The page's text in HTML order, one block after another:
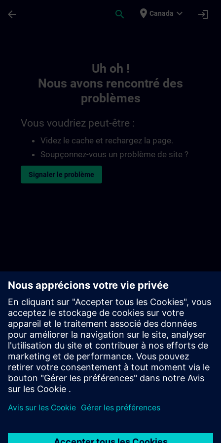
arrow_back search place Canada expand_more login
Uh oh !
Nous avons rencontré des
problèmes
Vous voudriez peut-être :
Videz le cache et rechargez la page.
Soupçonnez-vous un problème de site ?
Signaler le problème